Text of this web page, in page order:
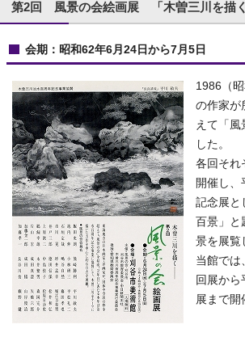
第2回 風景の会絵画展 「木曽三川を描く
会期：昭和62年6月24日から7月5日
1986（
の作家が
えて「風
した。
各回それ
開催し、
記念展と
百景」と
景を展覧
当館では
回展から
展まで開